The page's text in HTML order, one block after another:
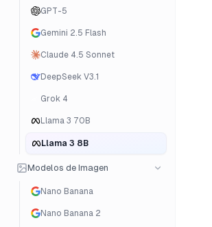
GPT-5
Gemini 2.5 Flash
Claude 4.5 Sonnet
DeepSeek V3.1
Grok 4
Llama 3 70B
Llama 3 8B
Modelos de Imagen
Nano Banana
Nano Banana 2